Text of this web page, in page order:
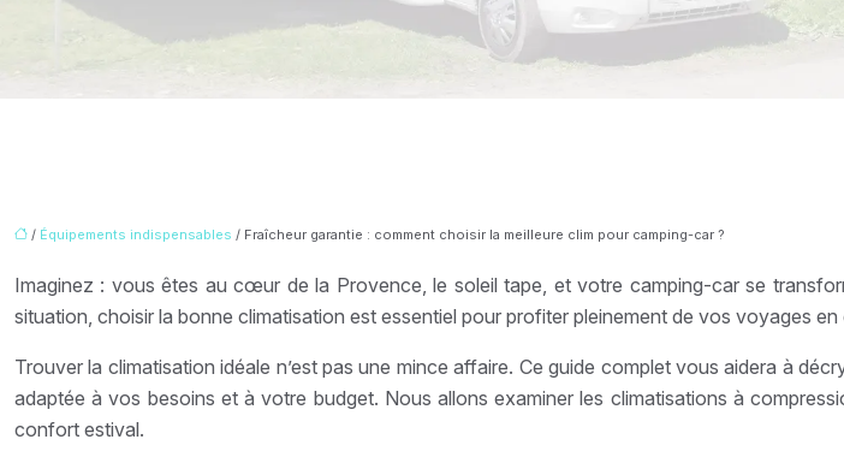
/ Équipements indispensables / Fraîcheur garantie : comment choisir la meilleure clim pour camping-car ?
Imaginez : vous êtes au cœur de la Provence, le soleil tape, et votre camping-car se
situation, choisir la bonne climatisation est essentiel pour profiter pleinement de vos voyages en
Trouver la climatisation idéale n’est pas une mince affaire. Ce guide complet vous aidera à
adaptée à vos besoins et à votre budget. Nous allons examiner les climatisations à
confort estival.